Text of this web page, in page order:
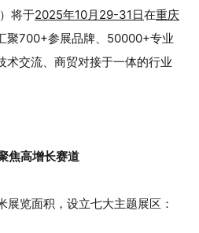
）将于2025年10月29-31日在重庆
聚700+参展品牌、50000+专业
术交流、商贸对接于一体的行业
焦高增长赛道
览面积，设立七大主题展区：